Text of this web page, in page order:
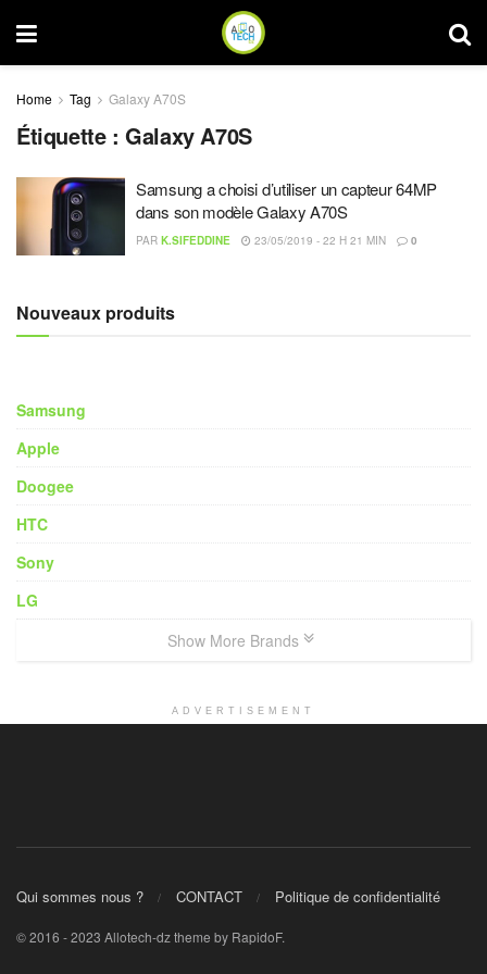
Home Tag Galaxy A70S
Étiquette :Galaxy A70S
Samsung a choisi d’utiliser un capteur 64MP
dans son modèle Galaxy A70S
PAR K.SIFEDDINE 23/05/2019 - 22 H 21 MIN 0
Nouveaux produits
Samsung
Apple
Doogee
HTC
Sony
LG
Show More Brands
ADVERTISEMENT
Qui sommes nous ? CONTACT Politique de confidentialité
© 2016 - 2023 Allotech-dz theme by RapidoF.